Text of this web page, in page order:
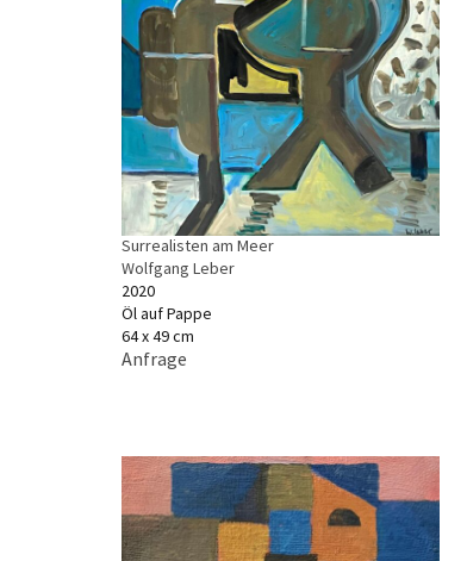
Surrealisten am Meer
Wolfgang Leber
2020
Öl auf Pappe
64 x 49 cm
Anfrage